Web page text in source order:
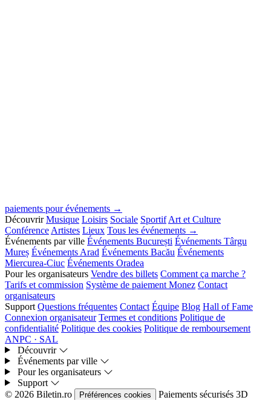
paiements pour événements →
Découvrir Musique Loisirs Sociale Sportif Art et Culture
Conférence Artistes Lieux Tous les événements →
Événements par ville Événements București Événements Târgu
Mureș Événements Arad Événements Bacău Événements
Miercurea-Ciuc Événements Oradea
Pour les organisateurs Vendre des billets Comment ça marche ?
Tarifs et commission Système de paiement Monez Contact
organisateurs
Support Questions fréquentes Contact Équipe Blog Hall of Fame
Connexion organisateur Termes et conditions Politique de
confidentialité Politique des cookies Politique de remboursement
ANPC · SAL
Découvrir
Événements par ville
Pour les organisateurs
Support
© 2026 Biletin.ro
Préférences cookies Paiements sécurisés 3D